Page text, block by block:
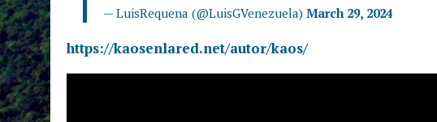
— LuisRequena (@LuisGVenezuela) March 29, 2024
https://kaosenlared.net/autor/kaos/